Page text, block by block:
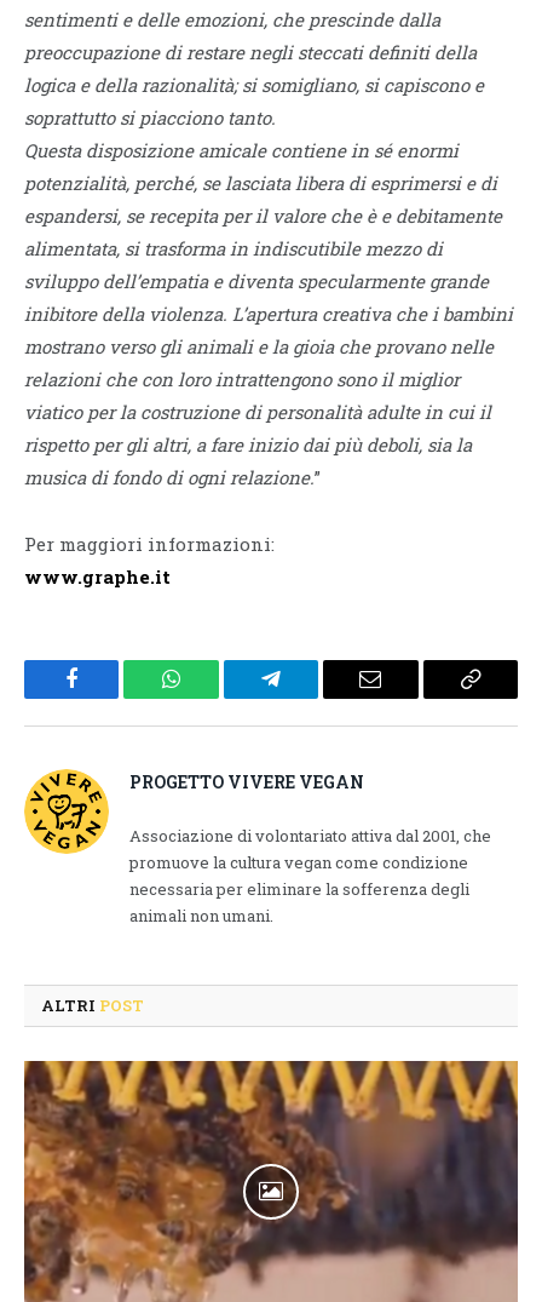
sentimenti e delle emozioni, che prescinde dalla
preoccupazione di restare negli steccati definiti della
logica e della razionalità; si somigliano, si capiscono e
soprattutto si piacciono tanto.
Questa disposizione amicale contiene in sé enormi
potenzialità, perché, se lasciata libera di esprimersi e di
espandersi, se recepita per il valore che è e debitamente
alimentata, si trasforma in indiscutibile mezzo di
sviluppo dell’empatia e diventa specularmente grande
inibitore della violenza. L’apertura creativa che i bambini
mostrano verso gli animali e la gioia che provano nelle
relazioni che con loro intrattengono sono il miglior
viatico per la costruzione di personalità adulte in cui il
rispetto per gli altri, a fare inizio dai più deboli, sia la
musica di fondo di ogni relazione.”
Per maggiori informazioni:
www.graphe.it
Facebook WhatsApp Telegram Email
Copy
PROGETTO VIVERE VEGAN
Associazione di volontariato attiva dal 2001, che
promuove la cultura vegan come condizione
necessaria per eliminare la sofferenza degli
animali non umani.
ALTRI POST